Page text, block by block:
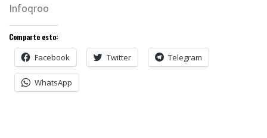
Infoqroo
Comparte esto:
Facebook Twitter Telegram
WhatsApp